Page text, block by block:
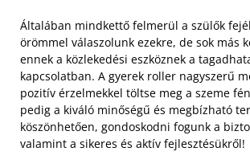
Általában mindkettő felmerül a szülők
örömmel válaszolunk ezekre, de sok más
ennek a közlekedési eszköznek a
kapcsolatban. A gyerek roller nagyszerű
pozitív érzelmekkel töltse meg a szeme
pedig a kiváló minőségű és megbízható
köszönhetően, gondoskodni fogunk a
valamint a sikeres és aktív fejlesztésükről!